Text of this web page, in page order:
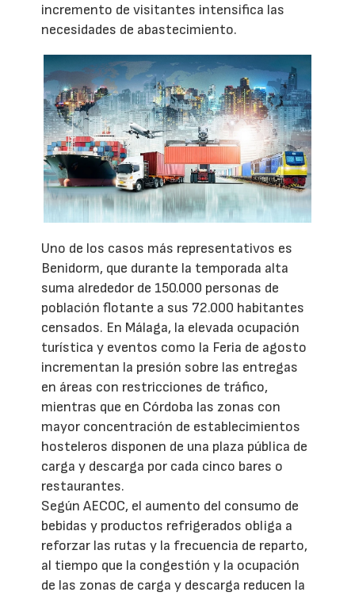
incremento de visitantes intensifica las
necesidades de abastecimiento.
Uno de los casos más representativos es
Benidorm, que durante la temporada alta
suma alrededor de 150.000 personas de
población flotante a sus 72.000 habitantes
censados. En Málaga, la elevada ocupación
turística y eventos como la Feria de agosto
incrementan la presión sobre las entregas
en áreas con restricciones de tráfico,
mientras que en Córdoba las zonas con
mayor concentración de establecimientos
hosteleros disponen de una plaza pública de
carga y descarga por cada cinco bares o
restaurantes.
Según AECOC, el aumento del consumo de
bebidas y productos refrigerados obliga a
reforzar las rutas y la frecuencia de reparto,
al tiempo que la congestión y la ocupación
de las zonas de carga y descarga reducen la